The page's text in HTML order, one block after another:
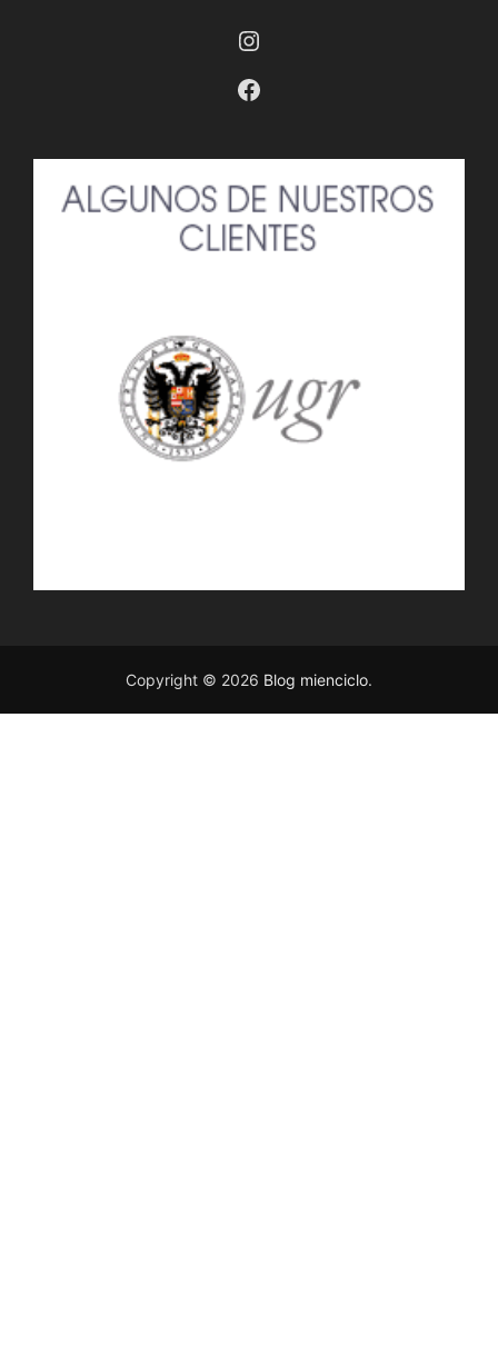
Instagram
Facebook
Copyright © 2026 Blog mienciclo.